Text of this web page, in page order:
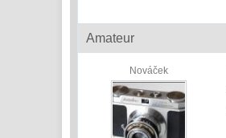
Amateur
Nováček